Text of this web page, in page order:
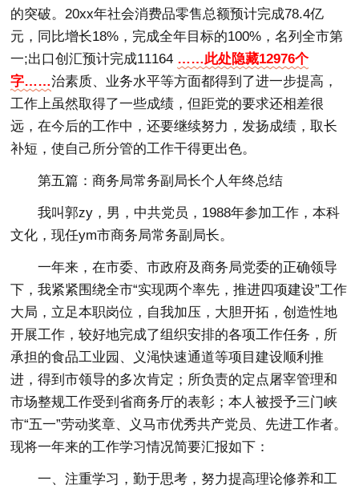
的突破。20xx年社会消费品零售总额预计完成78.4亿
元，同比增长18%，完成全年目标的100%，名列全市第
一;出口创汇预计完成11164 ……此处隐藏12976个
字……治素质、业务水平等方面都得到了进一步提高，
工作上虽然取得了一些成绩，但距党的要求还相差很
远，在今后的工作中，还要继续努力，发扬成绩，取长
补短，使自己所分管的工作干得更出色。
第五篇：商务局常务副局长个人年终总结
我叫郭zy，男，中共党员，1988年参加工作，本科
文化，现任ym市商务局常务副局长。
一年来，在市委、市政府及商务局党委的正确领导
下，我紧紧围绕全市“实现两个率先，推进四项建设”工作
大局，立足本职岗位，自我加压，大胆开拓，创造性地
开展工作，较好地完成了组织安排的各项工作任务，所
承担的食品工业园、义渑快速通道等项目建设顺利推
进，得到市领导的多次肯定；所负责的定点屠宰管理和
市场整规工作受到省商务厅的表彰；本人被授予三门峡
市“五一”劳动奖章、义马市优秀共产党员、先进工作者。
现将一年来的工作学习情况简要汇报如下：
一、注重学习，勤于思考，努力提高理论修养和工